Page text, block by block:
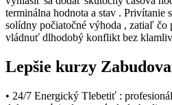
terminálna hodnota a stav . Privítanie
solídny počiatočné výhoda , zatiaľ čo
vládnuť dlhodobý konflikt bez
Lepšie kurzy
• 24/7 Energický Tlebetiť :